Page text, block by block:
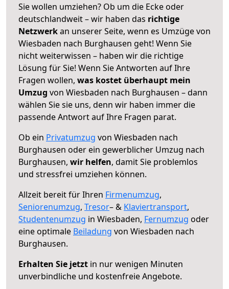
Sie wollen umziehen? Ob um die Ecke oder
deutschlandweit – wir haben das richtige
Netzwerkan unserer Seite, wenn es Umzüge von
Wiesbaden nach Burghausen geht! Wenn Sie
nicht weiterwissen – haben wir die richtige
Lösung für Sie! Wenn Sie Antworten auf Ihre
Fragen wollen, was kostet überhaupt mein
Umzug von Wiesbaden nach Burghausen – dann
wählen Sie sie uns, denn wir haben immer die
passende Antwort auf Ihre Fragen parat.
Ob ein Privatumzug von Wiesbaden nach
Burghausen oder ein gewerblicher Umzug nach
Burghausen, wir helfen, damit Sie problemlos
und stressfrei umziehen können.
Allzeit bereit für Ihren Firmenumzug,
Seniorenumzug, Tresor– & Klaviertransport,
Studentenumzug in Wiesbaden, Fernumzug oder
eine optimale Beiladung von Wiesbaden nach
Burghausen.
Erhalten Sie jetzt in nur wenigen Minuten
unverbindliche und kostenfreie Angebote.